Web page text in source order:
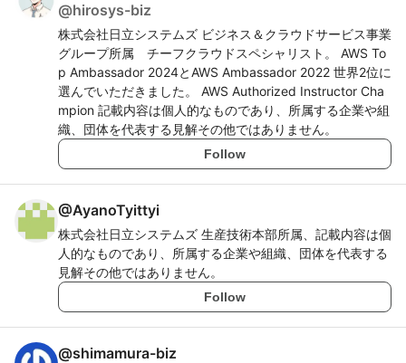
@hirosys-biz
株式会社日立システムズ ビジネス＆クラウドサービス事業
グループ所属 チーフクラウドスペシャリスト。 AWS To
p Ambassador 2024とAWS Ambassador 2022 世界2位に
選んでいただきました。 AWS Authorized Instructor Cha
mpion 記載内容は個人的なものであり、所属する企業や組
織、団体を代表する見解その他ではありません。
Follow
@AyanoTyittyi
株式会社日立システムズ 生産技術本部所属、記載内容は個
人的なものであり、所属する企業や組織、団体を代表する
見解その他ではありません。
Follow
@shimamura-biz